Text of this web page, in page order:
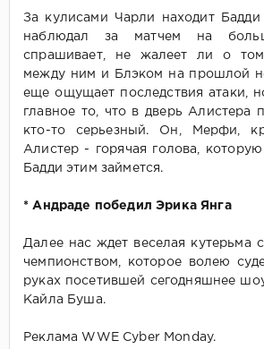
За кулисами Чарли находит
наблюдал за матчем на
спрашивает, не жалеет ли о
между ним и Блэком на прошлой
еще ощущает последствия атаки,
главное то, что в дверь Алистера
кто-то серьезный. Он, Мерфи,
Алистер - горячая голова,
Бадди этим займется.
* Андраде победил Эрика Янга
Далее нас ждет веселая кутерьма
чемпионством, которое волею
руках посетившей сегодняшнее
Кайла Буша.
Реклама WWE Cyber Monday.